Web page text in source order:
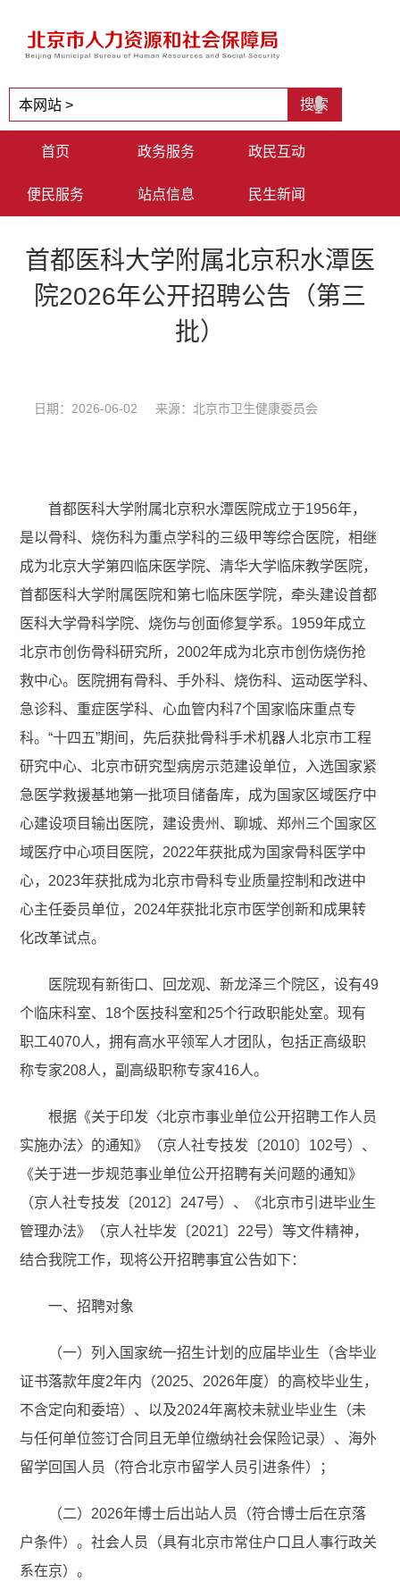
首页 政务服务 政民互动
便民服务 站点信息 民生新闻
首都医科大学附属北京积水潭医
院2026年公开招聘公告（第三
批）
日期：2026-06-02 来源：北京市卫生健康委员会
首都医科大学附属北京积水潭医院成立于1956年，
是以骨科、烧伤科为重点学科的三级甲等综合医院，相继
成为北京大学第四临床医学院、清华大学临床教学医院，
首都医科大学附属医院和第七临床医学院，牵头建设首都
医科大学骨科学院、烧伤与创面修复学系。1959年成立
北京市创伤骨科研究所，2002年成为北京市创伤烧伤抢
救中心。医院拥有骨科、手外科、烧伤科、运动医学科、
急诊科、重症医学科、心血管内科7个国家临床重点专
科。“十四五”期间，先后获批骨科手术机器人北京市工程
研究中心、北京市研究型病房示范建设单位，入选国家紧
急医学救援基地第一批项目储备库，成为国家区域医疗中
心建设项目输出医院，建设贵州、聊城、郑州三个国家区
域医疗中心项目医院，2022年获批成为国家骨科医学中
心，2023年获批成为北京市骨科专业质量控制和改进中
心主任委员单位，2024年获批北京市医学创新和成果转
化改革试点。
医院现有新街口、回龙观、新龙泽三个院区，设有49
个临床科室、18个医技科室和25个行政职能处室。现有
职工4070人，拥有高水平领军人才团队，包括正高级职
称专家208人，副高级职称专家416人。
根据《关于印发〈北京市事业单位公开招聘工作人员
实施办法〉的通知》（京人社专技发〔2010〕102号）、
《关于进一步规范事业单位公开招聘有关问题的通知》
（京人社专技发〔2012〕247号）、《北京市引进毕业生
管理办法》（京人社毕发〔2021〕22号）等文件精神，
结合我院工作，现将公开招聘事宜公告如下：
一、招聘对象
（一）列入国家统一招生计划的应届毕业生（含毕业
证书落款年度2年内（2025、2026年度）的高校毕业生，
不含定向和委培）、以及2024年离校未就业毕业生（未
与任何单位签订合同且无单位缴纳社会保险记录）、海外
留学回国人员（符合北京市留学人员引进条件）；
（二）2026年博士后出站人员（符合博士后在京落
户条件）。社会人员（具有北京市常住户口且人事行政关
系在京）。